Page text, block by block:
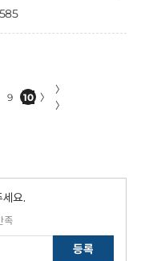
9 10 〉
〉
〉
요.
족
등록